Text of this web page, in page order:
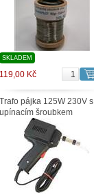
SKLADEM
119,00 Kč
Trafo pájka 125W 230V s
upínacím šroubkem